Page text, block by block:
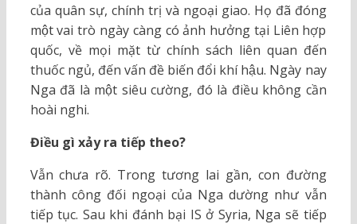
của quân sự, chính trị và ngoại giao. Họ đã đóng
một vai trò ngày càng có ảnh hưởng tại Liên hợp
quốc, về mọi mặt từ chính sách liên quan đến
thuốc ngủ, đến vấn đề biến đổi khí hậu. Ngày nay
Nga đã là một siêu cường, đó là điều không cần
hoài nghi.
Điều gì xảy ra tiếp theo?
Vẫn chưa rõ. Trong tương lai gần, con đường
thành công đối ngoại của Nga dường như vẫn
tiếp tục. Sau khi đánh bại IS ở Syria, Nga sẽ tiếp